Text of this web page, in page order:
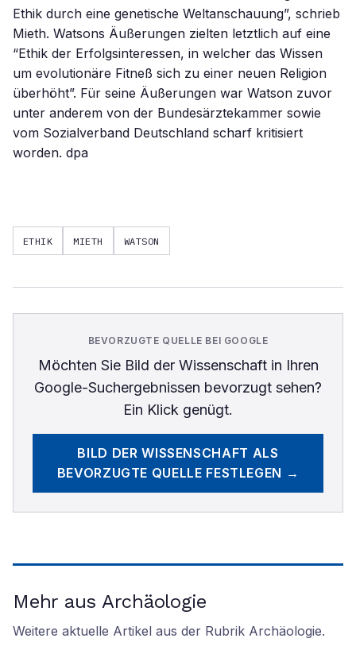
Ethik durch eine genetische Weltanschauung”, schrieb
Mieth. Watsons Äußerungen zielten letztlich auf eine
“Ethik der Erfolgsinteressen, in welcher das Wissen
um evolutionäre Fitneß sich zu einer neuen Religion
überhöht”. Für seine Äußerungen war Watson zuvor
unter anderem von der Bundesärztekammer sowie
vom Sozialverband Deutschland scharf kritisiert
worden. dpa
ETHIK MIETH WATSON
BEVORZUGTE QUELLE BEI GOOGLE
Möchten Sie Bild der Wissenschaftin Ihren
Google-Suchergebnissen bevorzugt sehen?
Ein Klick genügt.
BILD DER WISSENSCHAFT ALS
BEVORZUGTE QUELLE FESTLEGEN →
Mehr aus Archäologie
Weitere aktuelle Artikel aus der Rubrik Archäologie.